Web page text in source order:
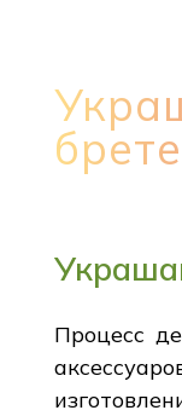
Процесс